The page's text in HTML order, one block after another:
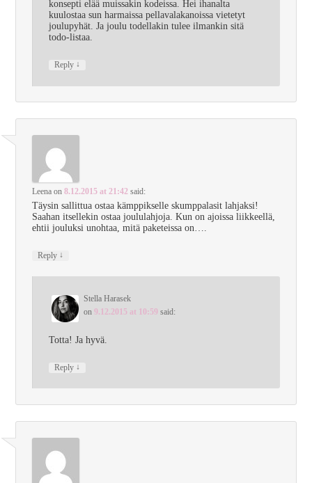
konsepti elää muissakin kodeissa. Hei ihanalta
kuulostaa sun harmaissa pellavalakanoissa vietetyt
joulupyhät. Ja joulu todellakin tulee ilmankin sitä
todo-listaa.
Reply ↓
Leena on8.12.2015 at 21:42 said:
Täysin sallittua ostaa kämppikselle skumppalasit lahjaksi!
Saahan itsellekin ostaa joululahjoja. Kun on ajoissa liikkeellä,
ehtii jouluksi unohtaa, mitä paketeissa on….
Reply ↓
Stella Harasek
on 9.12.2015 at 10:59 said:
Totta! Ja hyvä.
Reply ↓